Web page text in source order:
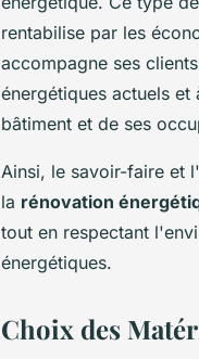
rentabilise par les
accompagne ses
énergétiques actuels
bâtiment et de ses
Ainsi, le savoir-faire et
la rénovation
tout en respectant
énergétiques.
Choix des